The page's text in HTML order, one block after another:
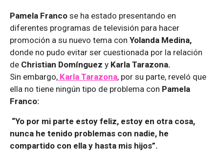
Pamela Franco se ha estado presentando en
diferentes programas de televisión para hacer
promoción a su nuevo tema con Yolanda Medina,
donde no pudo evitar ser cuestionada por la relación
de Christian Domínguez y Karla Tarazona.
Sin embargo, Karla Tarazona, por su parte, reveló que
ella no tiene ningún tipo de problema con Pamela
Franco:
“Yo por mi parte estoy feliz, estoy en otra cosa,
nunca he tenido problemas con nadie, he
compartido con ella y hasta mis hijos”.